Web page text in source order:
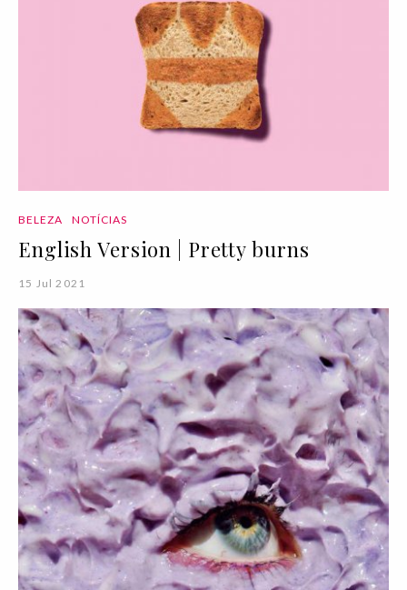
BELEZA NOTÍCIAS
English Version | Pretty burns
15 Jul 2021